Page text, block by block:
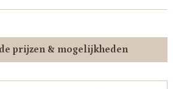
prijzen & mogelijkheden